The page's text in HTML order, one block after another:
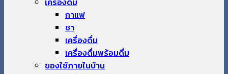
กาแฟ
ชา
เครื่องดื่ม
เครื่องดื่มพร้อมดื่ม
ของใช้ภายในบ้าน